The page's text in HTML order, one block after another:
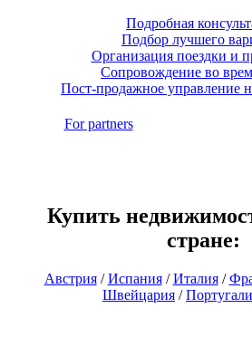
Подробная
Подбор лучшего
Организация поездки и
Сопровождение во
Пост-продажное управление
For partners
Купить
стране:
Австрия/Испания/Италия/
Швейцария /